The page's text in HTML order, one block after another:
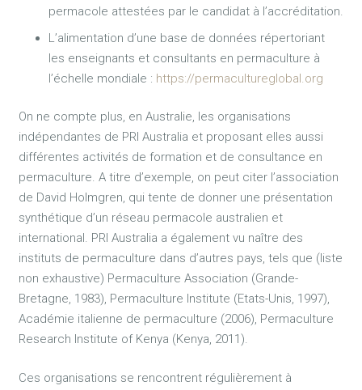
permacole attestées par le candidat à l’accréditation.
L’alimentation d’une base de données répertoriant
les enseignants et consultants en permaculture à
l’échelle mondiale : https://permacultureglobal.org
On ne compte plus, en Australie, les organisations
indépendantes de PRI Australia et proposant elles aussi
différentes activités de formation et de consultance en
permaculture. A titre d’exemple, on peut citer l’association
de David Holmgren, qui tente de donner une présentation
synthétique d’un réseau permacole australien et
international. PRI Australia a également vu naître des
instituts de permaculture dans d’autres pays, tels que (liste
non exhaustive) Permaculture Association (Grande-
Bretagne, 1983), Permaculture Institute (Etats-Unis, 1997),
Académie italienne de permaculture (2006), Permaculture
Research Institute of Kenya (Kenya, 2011).
Ces organisations se rencontrent régulièrement à